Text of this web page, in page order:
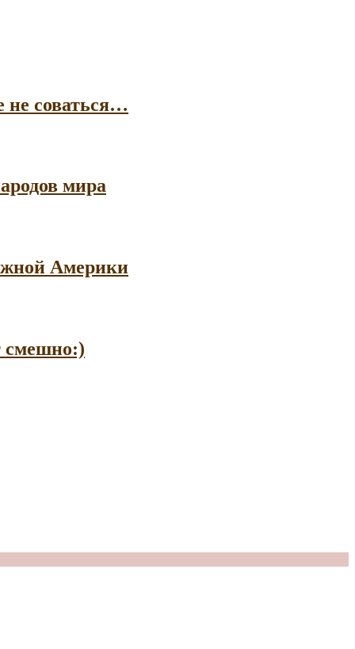
соваться…
мира
Америки
смешно:)